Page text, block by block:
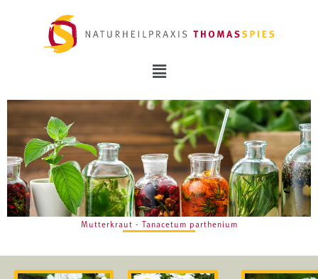
Mutterkraut - Tanacetum parthenium